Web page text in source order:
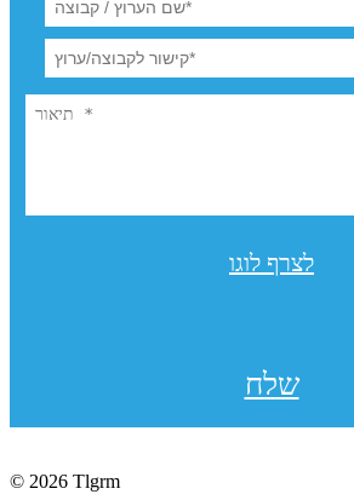
לצרף לוגו
שלח
© 2026 Tlgrm